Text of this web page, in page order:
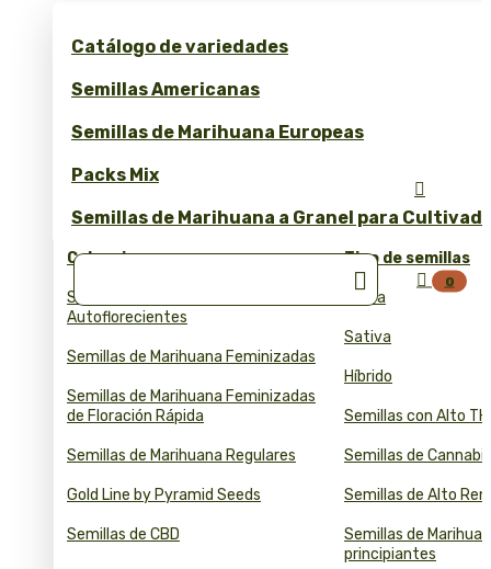
Catálogo de variedades
Semillas Americanas
Semillas de Marihuana Europeas
Packs Mix
Semillas de Marihuana a Granel para
Colecciones
Semillas de Marihuana
Autoflorecientes
Semillas de Marihuana Feminizadas
Semillas de Marihuana Feminizadas
de Floración Rápida
Semillas de Marihuana Regulares
Gold Line by Pyramid Seeds
Semillas de CBD
Tipo de semillas
Índica
Sativa
Híbrido
Semillas con Alto
Semillas de
Semillas de Alto
Semillas de
principiantes


 0